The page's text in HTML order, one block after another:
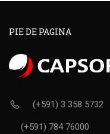
PIE DE PAGINA
(+591) 3 358 5732
(+591) 784 76000